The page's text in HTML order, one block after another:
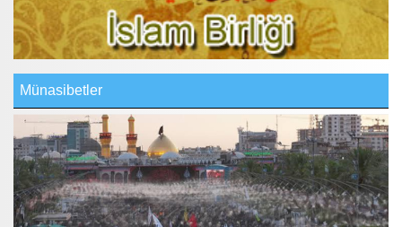
Münasibetler